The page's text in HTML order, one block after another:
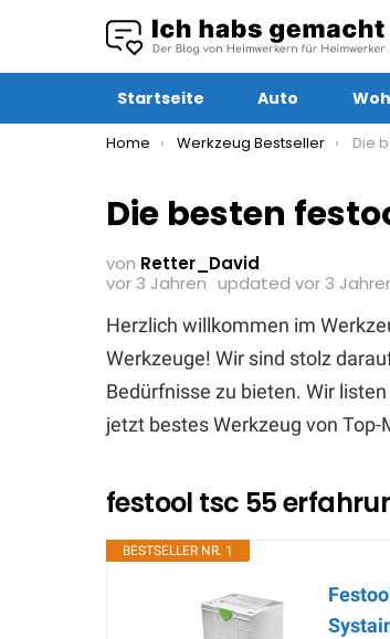
Startseite Auto
You are here:
Home Werkzeug Bestseller Die
Die besten
von Retter_David
vor 3 Jahren updated vor 3
Herzlich willkommen im
Werkzeuge! Wir sind stolz
Bedürfnisse zu bieten. Wir
jetzt bestes Werkzeug von
festool tsc 55
BESTSELLER NR. 1